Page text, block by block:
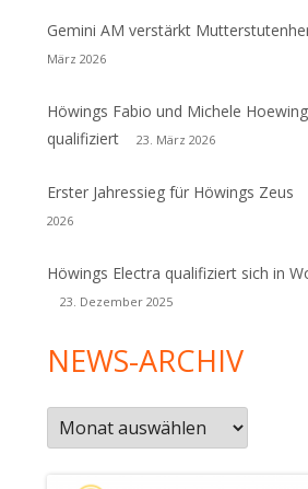
Gemini AM verstärkt
März 2026
Höwings Fabio und Michele Hoewing
qualifiziert
23. März 2026
Erster Jahressieg für Höwings Zeus
2026
Höwings Electra qualifiziert sich in
23. Dezember 2025
NEWS-ARCHIV
News-
Archiv